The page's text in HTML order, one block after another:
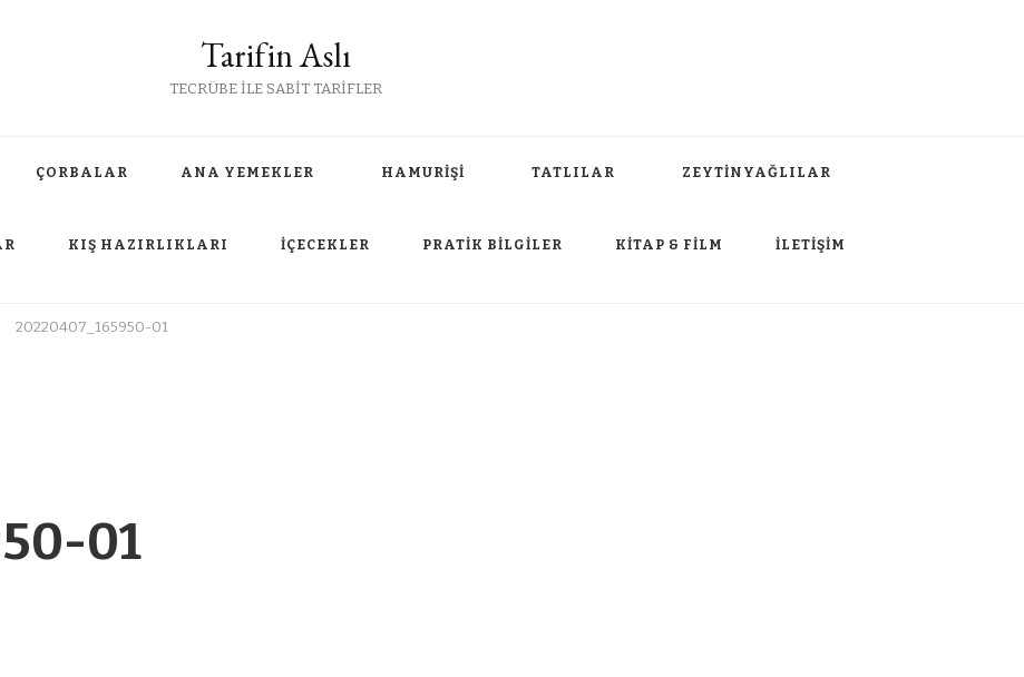
Tarifin Aslı
TECRÜBE İLE SABİT TARİFLER
ÇORBALAR ANA YEMEKLER HAMURİŞİ TATLILAR ZEYTİNYAĞLILAR
KIŞ HAZIRLIKLARI İÇECEKLER PRATİK BİLGİLER KİTAP & FİLM İLETİŞİM
20220407_165950-01
01